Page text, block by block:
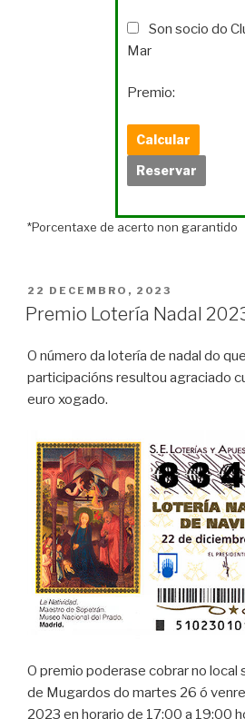
Son socio do
Mar
Premio:
*Porcentaxe de acerto non garantido
POSTED
ON
22 DECEMBRO, 2023
Premio Lotería Nadal
O número da lotería de nadal do
participacións resultou agraciado
euro xogado.
O premio poderase cobrar no local
de Mugardos do martes 26 ó
2023 en horario de 17:00 a 19:00